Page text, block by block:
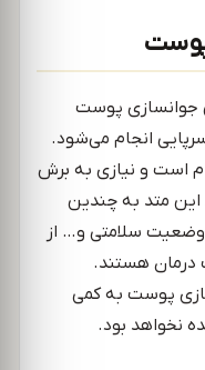
پوست
جوانسازی پوست
انجام می‌شود.
است و نیازی به برش
این متد به چندین
سلامتی و… از
درمان هستند.
پوست به کمی
نخواهد بود.